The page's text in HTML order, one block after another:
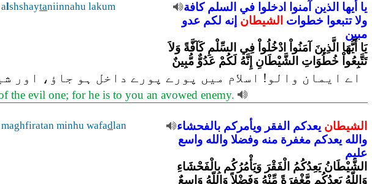
lshshaytaniinnahu lakum
يا أيها الذين آمنوا ادخلوا في السلم كافة
ولا تتبعوا خطوات الشيطان إنه لكم عدو
مبين
يَا أَيُّهَا الَّذِينَ آمَنُواْ ادْخُلُواْ فِي السِّلْمِ كَآفَّةً وَلاَ
تَتَّبِعُواْ خُطُوَاتِ الشَّيْطَانِ إِنَّهُ لَكُمْ عَدُوٌّ مُّبِينٌ
اے ایمان والو! اسلام میں پورے پورے داخل ہو جاؤ، اور
the evil one; for he is to you an avowed enemy.
minhu wafadlan
الشيطان يعدكم الفقر ويأمركم بالفحشاء
والله يعدكم مغفرة منه وفضلا والله واسع
عليم
الشَّيْطَانُ يَعِدُكُمُ الْفَقْرَ وَيَأْمُرُكُم بِالْفَحْشَاءِ
وَاللّهُ يَعِدُكُم مَّغْفِرَةً مِّنْهُ وَفَضْلاً وَاللّهُ وَاسِعٌ